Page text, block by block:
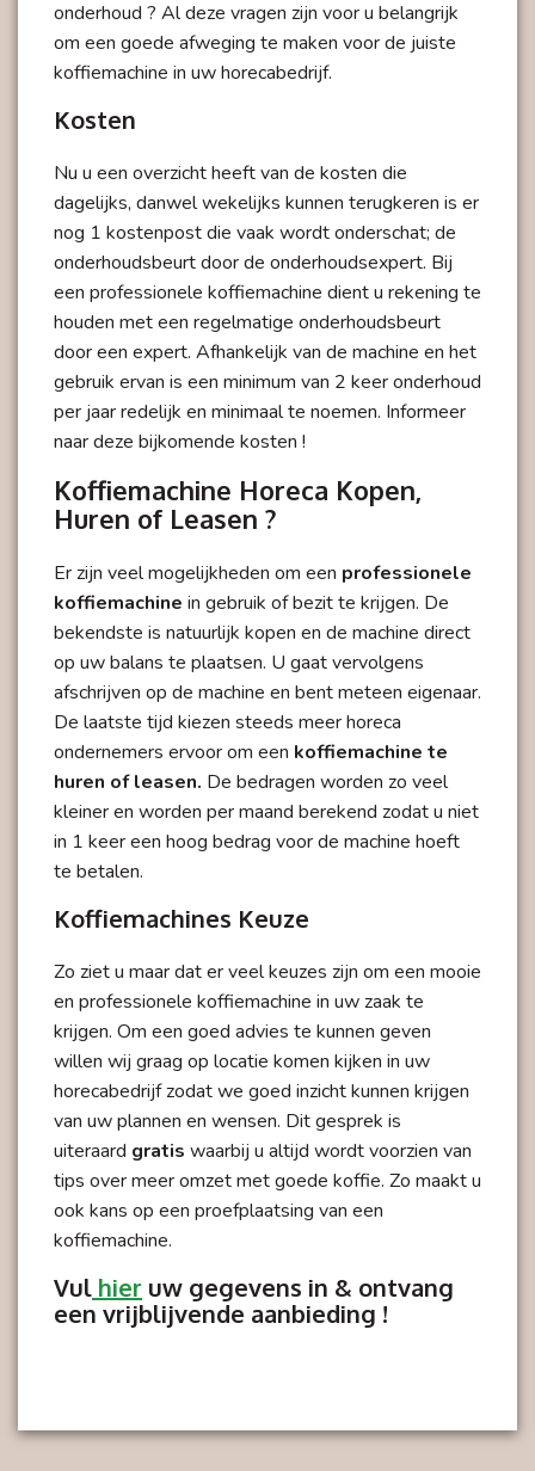
onderhoud ? Al deze vragen zijn voor u belangrijk
om een goede afweging te maken voor de juiste
koffiemachine in uw horecabedrijf.
Kosten
Nu u een overzicht heeft van de kosten die
dagelijks, danwel wekelijks kunnen terugkeren is er
nog 1 kostenpost die vaak wordt onderschat; de
onderhoudsbeurt door de onderhoudsexpert. Bij
een professionele koffiemachine dient u rekening te
houden met een regelmatige onderhoudsbeurt
door een expert. Afhankelijk van de machine en het
gebruik ervan is een minimum van 2 keer onderhoud
per jaar redelijk en minimaal te noemen. Informeer
naar deze bijkomende kosten !
Koffiemachine Horeca Kopen,
Huren of Leasen ?
Er zijn veel mogelijkheden om een professionele
koffiemachine in gebruik of bezit te krijgen. De
bekendste is natuurlijk kopen en de machine direct
op uw balans te plaatsen. U gaat vervolgens
afschrijven op de machine en bent meteen eigenaar.
De laatste tijd kiezen steeds meer horeca
ondernemers ervoor om een koffiemachine te
huren of leasen. De bedragen worden zo veel
kleiner en worden per maand berekend zodat u niet
in 1 keer een hoog bedrag voor de machine hoeft
te betalen.
Koffiemachines Keuze
Zo ziet u maar dat er veel keuzes zijn om een mooie
en professionele koffiemachine in uw zaak te
krijgen. Om een goed advies te kunnen geven
willen wij graag op locatie komen kijken in uw
horecabedrijf zodat we goed inzicht kunnen krijgen
van uwplannen en wensen. Dit gesprek is
uiteraard gratis waarbij u altijd wordt voorzien van
tips over meer omzet met goede koffie. Zo maakt u
ook kans op een proefplaatsing van een
koffiemachine.
Vul hier uw gegevens in & ontvang
een vrijblijvende aanbieding !